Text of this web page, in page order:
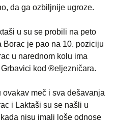
da ga ozbiljnije ugroze.
u su se probili na peto
Borac je pao na 10. poziciju
u narednom kolu ima
kod ®eljezničara.
ovakav meč i sva dešavanja
i Laktaši su se našli u
nisu imali loše odnose